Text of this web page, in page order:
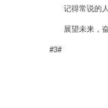
记得常说的人
展望未来，奋
#3#